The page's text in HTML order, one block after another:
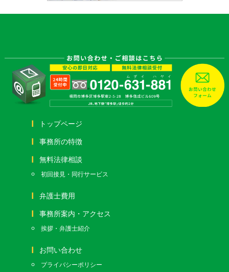
トップページ
事務所の特徴
無料法律相談
初回接見・同行サービス
弁護士費用
事務所案内・アクセス
挨拶・弁護士紹介
お問い合わせ
プライバシーポリシー